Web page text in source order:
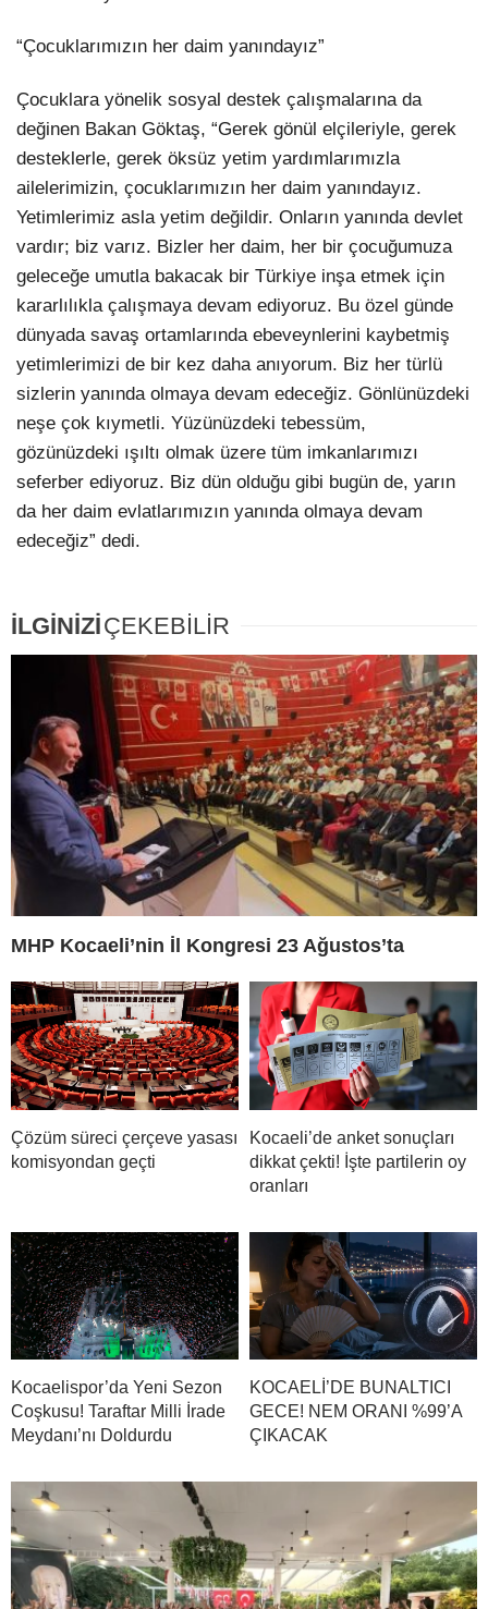
“Çocuklarımızın her daim yanındayız”
Çocuklara yönelik sosyal destek çalışmalarına da
değinen Bakan Göktaş, “Gerek gönül elçileriyle, gerek
desteklerle, gerek öksüz yetim yardımlarımızla
ailelerimizin, çocuklarımızın her daim yanındayız.
Yetimlerimiz asla yetim değildir. Onların yanında devlet
vardır; biz varız. Bizler her daim, her bir çocuğumuza
geleceğe umutla bakacak bir Türkiye inşa etmek için
kararlılıkla çalışmaya devam ediyoruz. Bu özel günde
dünyada savaş ortamlarında ebeveynlerini kaybetmiş
yetimlerimizi de bir kez daha anıyorum. Biz her türlü
sizlerin yanında olmaya devam edeceğiz. Gönlünüzdeki
neşe çok kıymetli. Yüzünüzdeki tebessüm,
gözünüzdeki ışıltı olmak üzere tüm imkanlarımızı
seferber ediyoruz. Biz dün olduğu gibi bugün de, yarın
da her daim evlatlarımızın yanında olmaya devam
edeceğiz” dedi.
İLGİNİZİÇEKEBİLİR
MHP Kocaeli’nin İl Kongresi 23 Ağustos’ta
Çözüm süreci çerçeve yasası
komisyondan geçti
Kocaeli’de anket sonuçları
dikkat çekti! İşte partilerin oy
oranları
Kocaelispor’da Yeni Sezon
Coşkusu! Taraftar Milli İrade
Meydanı’nı Doldurdu
KOCAELİ’DE BUNALTICI
GECE! NEM ORANI %99’A
ÇIKACAK